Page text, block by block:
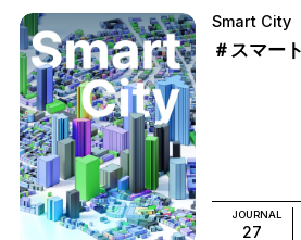
Smart City
＃スマー
JOURNAL
27